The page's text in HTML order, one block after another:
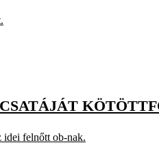
idei felnőtt ob-nak.